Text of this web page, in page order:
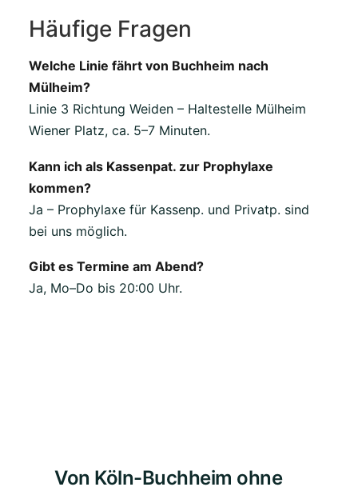
Häufige Fragen
Welche Linie fährt von Buchheim nach
Mülheim?
Linie 3 Richtung Weiden – Haltestelle Mülheim
Wiener Platz, ca. 5–7 Minuten.
Kann ich als Kassenpat. zur Prophylaxe
kommen?
Ja – Prophylaxe für Kassenp. und Privatp. sind
bei uns möglich.
Gibt es Termine am Abend?
Ja, Mo–Do bis 20:00 Uhr.
Von Köln-Buchheim ohne